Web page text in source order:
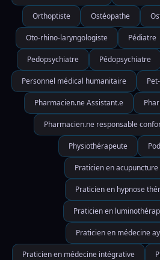
Orthoptiste Ostéopathe
Oto-rhino-laryngologiste Pédiatre
Pedopsychiatre Pédopsychiatre
Personnel médical humanitaire
Pharmacien.ne Assistant.e
Pharmacien.ne responsable
Physiothérapeute
Praticien en
Praticien en hypnose
Praticien en
Praticien en médecine
Praticien en médecine intégrative